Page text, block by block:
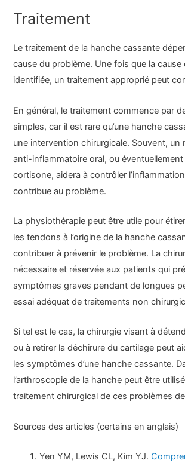
Traitement
Le traitement de la hanche cassante
cause du problème. Une fois que la cause
identifiée, un traitement approprié peut
En général, le traitement commence par
simples, car il est rare qu’une hanche
une intervention chirurgicale. Souvent, un
anti-inflammatoire oral, ou
cortisone, aidera à contrôler
contribue au problème.
La physiothérapie peut être utile pour
les tendons à l’origine de la hanche
contribuer à prévenir le problème. La
nécessaire et réservée aux patients qui
symptômes graves pendant de longues
essai adéquat de traitements non
Si tel est le cas, la chirurgie visant à
ou à retirer la déchirure du cartilage peut
les symptômes d’une hanche cassante.
l’arthroscopie de la hanche peut être
traitement chirurgical de ces problèmes
Sources des articles (certains en anglais)
Yen YM, Lewis CL, Kim YJ.